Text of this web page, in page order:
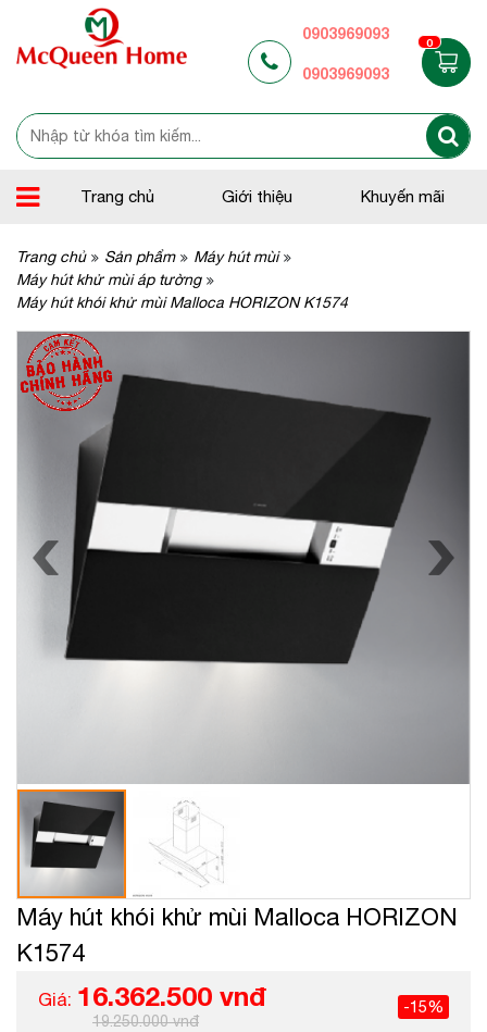
0903969093
0903969093
0
Trang chủ Giới thiệu Khuyến mãi
Trang chủ Sản phẩm
Máy hút mùi
Máy hút khử mùi áp tường
Máy hút khói khử mùi Malloca HORIZON K1574
Máy hút khói khử mùi Malloca HORIZON
K1574
Giá: 16.362.500 vnđ
19.250.000 vnđ
-15%